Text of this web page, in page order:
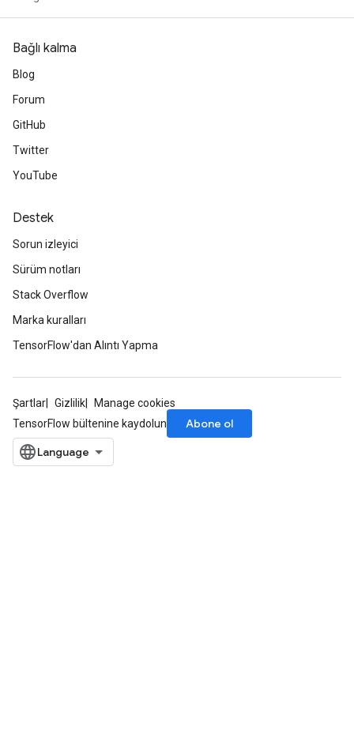
Bağlı kalma
Blog
Forum
GitHub
Twitter
YouTube
Destek
Sorun izleyici
Sürüm notları
Stack Overflow
Marka kuralları
TensorFlow'dan Alıntı Yapma
Şartlar Gizlilik
Manage cookies
TensorFlow bültenine kaydolun
Abone ol